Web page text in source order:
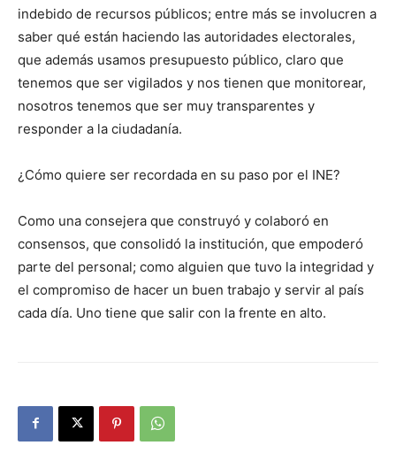
indebido de recursos públicos; entre más se involucren a
saber qué están haciendo las autoridades electorales,
que además usamos presupuesto público, claro que
tenemos que ser vigilados y nos tienen que monitorear,
nosotros tenemos que ser muy transparentes y
responder a la ciudadanía.
¿Cómo quiere ser recordada en su paso por el INE?
Como una consejera que construyó y colaboró en
consensos, que consolidó la institución, que empoderó
parte del personal; como alguien que tuvo la integridad y
el compromiso de hacer un buen trabajo y servir al país
cada día. Uno tiene que salir con la frente en alto.